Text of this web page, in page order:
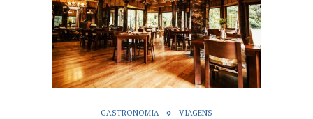
GASTRONOMIA VIAGENS